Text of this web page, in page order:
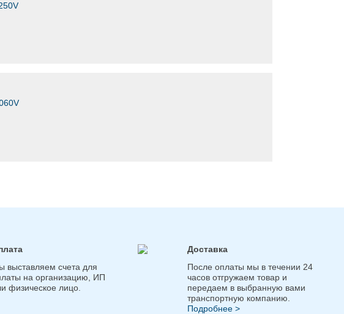
выставляем счета для
на организацию, ИП
физическое лицо.
Доставка
После оплаты мы в течении 24
часов отгружаем товар и
передаем в выбранную вами
транспортную компанию.
Подробнее >